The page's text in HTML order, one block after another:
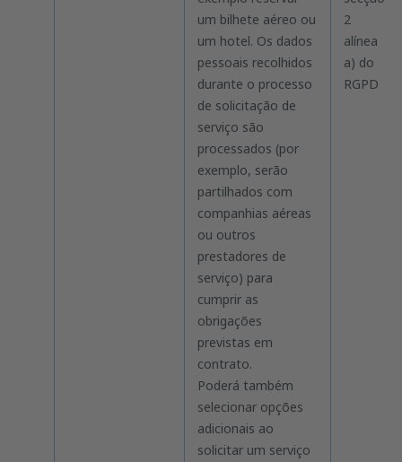
um bilhete aéreo ou
um hotel. Os dados
pessoais recolhidos
durante o processo
de solicitação de
serviço são
processados (por
exemplo, serão
partilhados com
companhias aéreas
ou outros
prestadores de
serviço) para
cumprir as
obrigações
previstas em
contrato.
Poderá também
selecionar opções
adicionais ao
solicitar um serviço
2
alínea
a) do
RGPD